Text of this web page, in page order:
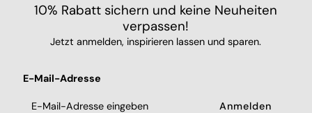
10% Rabatt sichern und keine Neuheiten
verpassen!
Jetzt anmelden, inspirieren lassen und sparen.
E-Mail-Adresse
Anmelden